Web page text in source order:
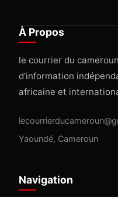
À Propos
le courrier du
d'information
africaine et
Yaoundé, Cameroun
Navigation